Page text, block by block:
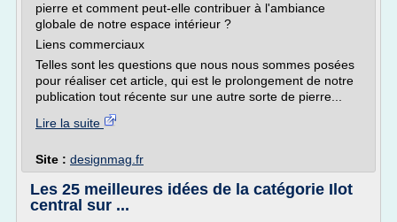
pierre et comment peut-elle contribuer à l'ambiance
globale de notre espace intérieur ?
Liens commerciaux
Telles sont les questions que nous nous sommes posées
pour réaliser cet article, qui est le prolongement de notre
publication tout récente sur une autre sorte de pierre...
Lire la suite
Site : designmag.fr
Les 25 meilleures idées de la catégorie Ilot
central sur ...